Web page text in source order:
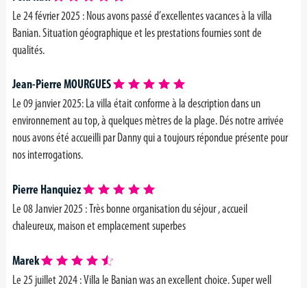
Le 24 février 2025 :Nous avons passé d’excellentes vacances à la villa
Banian. Situation géographique et les prestations fournies sont de
qualités.
Jean-Pierre MOURGUES
Le 09 janvier 2025: La villa était conforme à la description dans un
environnement au top, à quelques mètres de la plage. Dés notre arrivée
nous avons été accueilli par Danny qui a toujours répondue présente pour
nos interrogations.
Pierre Hanquiez
Le 08 Janvier 2025 : Très bonne organisation du séjour , accueil
chaleureux, maison et emplacement superbes
Marek
Le 25 juillet 2024 : Villa le Banian was an excellent choice. Super well